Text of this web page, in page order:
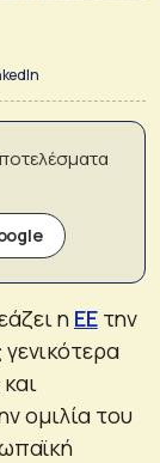
η ΕΕτην
ομιλία του